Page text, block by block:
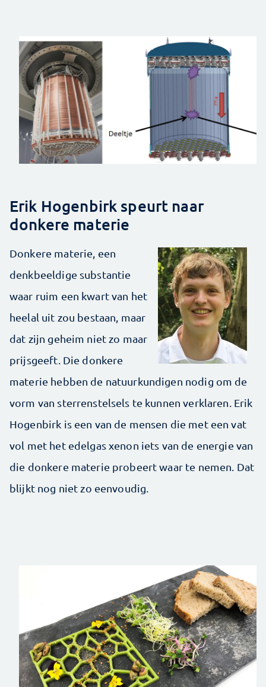
Erik Hogenbirk speurt naar
donkere materie
Donkere materie, een
denkbeeldige substantie
waar ruim een kwart van het
heelal uit zou bestaan, maar
dat zijn geheim niet zo maar
prijsgeeft. Die donkere
materie hebben de natuurkundigen nodig om de
vorm van sterrenstelsels te kunnen verklaren. Erik
Hogenbirk is een van de mensen die met een vat
vol met het edelgas xenon iets van de energie van
die donkere materie probeert waar te nemen. Dat
blijkt nog niet zo eenvoudig.